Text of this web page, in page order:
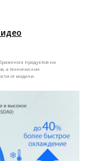
продуктов на
а технические
от модели.